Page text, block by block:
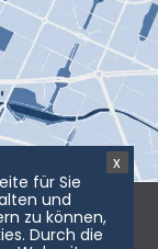
für Sie
und
zu können,
Durch die
x